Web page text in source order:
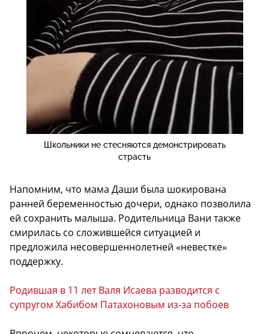
Школьники не стесняются демонстрировать
страсть
Напомним, что мама Даши была шокирована
ранней беременностью дочери, однако позволила
ей сохранить малыша. Родительница Вани также
смирилась со сложившейся ситуацией и
предложила несовершеннолетней «невестке»
поддержку.
Родившая в 11 лет Валя Исаева разводится с
супругом Хабибом Патахоновым из-за побоев